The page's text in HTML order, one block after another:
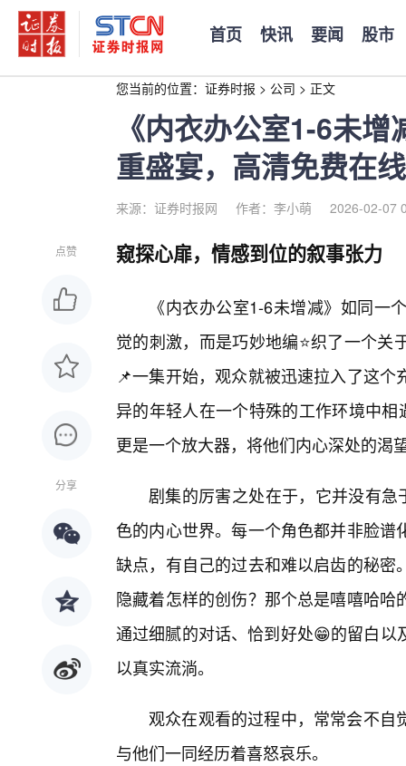
首页 快讯 要闻 股市
您当前的位置： 证券时报 > 公司 > 正文
《内衣办公室1-6未
重盛宴，高清免费在
来源：证券时报网 作者：李小萌 2026-02-07
点赞
分享
窥探心扉，情感到位的叙事张力
《内衣办公室1-6未增减》如同一
觉的刺激，而是巧妙地编⭐织了一个
📌一集开始，观众就被迅速拉入了这
异的年轻人在一个特殊的工作环境中
更是一个放大器，将他们内心深处的渴
剧集的厉害之处在于，它并没有急
色的内心世界。每一个角色都并非脸
缺点，有自己的过去和难以启齿的秘
隐藏着怎样的创伤？那个总是嘻嘻哈
通过细腻的对话、恰到好处😁的留白
以真实流淌。
观众在观看的过程中，常常会不
与他们一同经历着喜怒哀乐。